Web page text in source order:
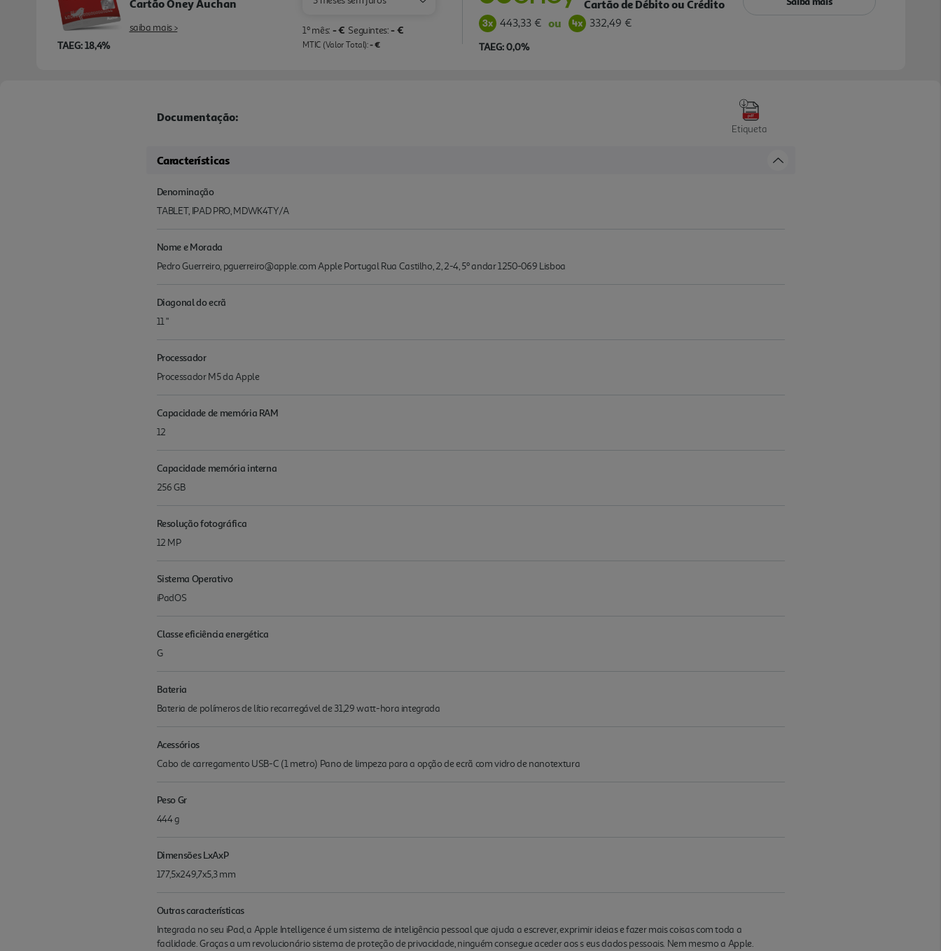
TAEG: 18,4%
Cartão Oney Auchan
saiba mais > 1º mês: - € Seguintes:- €
MTIC (Valor Total):- €
Cartão de Débito ou Crédito
443,33 € ou 332,49 €
TAEG: 0,0%
Documentação:
Etiqueta
Características
Denominação
TABLET, IPAD PRO, MDWK4TY/A
Nome e Morada
Pedro Guerreiro, pguerreiro@apple.com Apple Portugal Rua Castilho, 2, 2-4, 5º andar 1250-069 Lisboa
Diagonal do ecrã
11 "
Processador
Processador M5 da Apple
Capacidade de memória RAM
12
Capacidade memória interna
256 GB
Resolução fotográfica
12 MP
Sistema Operativo
iPadOS
Classe eficiência energética
G
Bateria
Bateria de polímeros de lítio recarregável de 31,29 watt-hora integrada
Acessórios
Cabo de carregamento USB-C (1 metro) Pano de limpeza para a opção de ecrã com vidro de nanotextura
Peso Gr
444 g
Dimensões LxAxP
177,5x249,7x5,3 mm
Outras características
Integrada no seu iPad, a Apple Intelligence é um sistema de inteligência pessoal que ajuda a escrever, exprimir ideias e fazer mais coisas com toda a
facilidade. Graças a um revolu­cionário sistema de proteção de privacidade, ninguém consegue aceder aos s eus dados pessoais. Nem mesmo a Apple.